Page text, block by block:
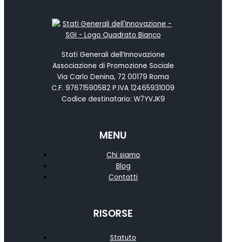
Stati Generali dell’Innovazione
Associazione di Promozione Sociale
Via Carlo Denina, 72 00179 Roma
C.F. 97671590582 P.IVA 12465931009
Codice destinatario: W7YVJK9
MENU
Chi siamo
Blog
Contatti
RISORSE
Statuto